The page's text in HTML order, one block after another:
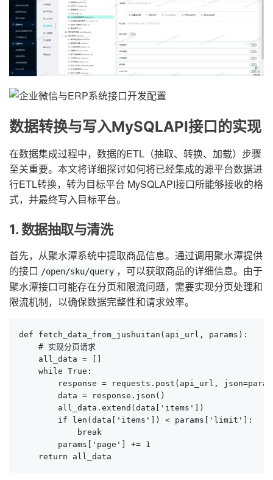
数据转换与写入MySQLAPI接口的实现
在数据集成过程中，数据的ETL（抽取、转换、加载）步骤
至关重要。本文将详细探讨如何将已经集成的源平台数据进
行ETL转换，转为目标平台 MySQLAPI接口所能够接收的格
式，并最终写入目标平台。
1. 数据抽取与清洗
首先，从聚水潭系统中提取商品信息。通过调用聚水潭提供
的接口 /open/sku/query ，可以获取商品的详细信息。由于
聚水潭接口可能存在分页和限流问题，需要实现分页处理和
限流机制，以确保数据完整性和请求效率。
def fetch_data_from_jushuitan(api_url, params):
    # 实现分页请求
    all_data = []
    while True:
response = requests.post(api_url,
        data = response.json()
        all_data.extend(data['items'])
        if len(data['items']) < params['limit']:
            break
        params['page'] += 1
    return all_data